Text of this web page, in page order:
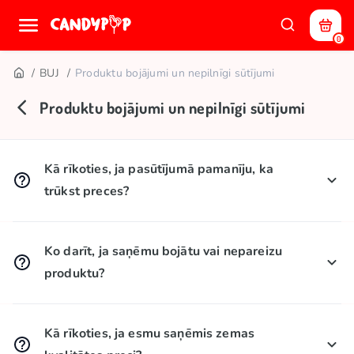
0
BUJ Produktu bojājumi un nepilnīgi sūtījumi
Produktu bojājumi un nepilnīgi sūtījumi
Kā rīkoties, ja pasūtījumā pamanīju, ka
trūkst preces?
pasūtījumam, sazinieties ar mums 💬 Live chat (labajā
pusē, apakšā).
Ko darīt, ja saņēmu bojātu vai nepareizu
produktu?
izmantojot 💬 Dzīvo tērzētavu (augšējā labajā stūrī) vai
Kā rīkoties, ja esmu saņēmis zemas